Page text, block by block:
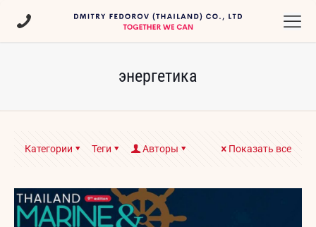
энергетика
Категории Теги Авторы Показать все